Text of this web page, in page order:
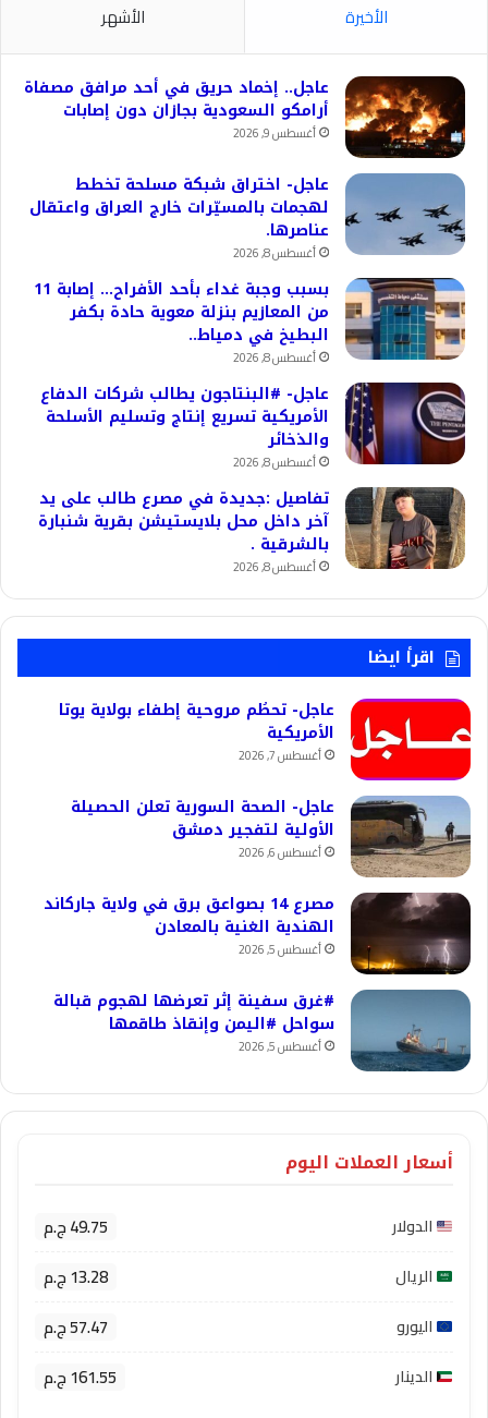
الأخيرة الأشهر
عاجل.. إخماد حريق في أحد مرافق مصفاة
أرامكو السعودية بجازان دون إصابات
أغسطس 9, 2026
عاجل- اختراق شبكة مسلحة تخطط
لهجمات بالمسيّرات خارج العراق واعتقال
عناصرها.
أغسطس 8, 2026
بسبب وجبة غداء بأحد الأفراح… إصابة 11
من المعازيم بنزلة معوية حادة بكفر
البطيخ في دمياط..
أغسطس 8, 2026
عاجل- #البنتاجون يطالب شركات الدفاع
الأمريكية تسريع إنتاج وتسليم الأسلحة
والذخائر
أغسطس 8, 2026
تفاصيل :جديدة في مصرع طالب على يد
آخر داخل محل بلايستيشن بقرية شنبارة
بالشرقية .
أغسطس 8, 2026
اقرأ ايضا
عاجل- تحطُم مروحية إطفاء بولاية يوتا
الأمريكية
أغسطس 7, 2026
عاجل- الصحة السورية تعلن الحصيلة
الأولية لتفجير دمشق
أغسطس 6, 2026
مصرع 14 بصواعق برق في ولاية جاركاند
الهندية الغنية بالمعادن
أغسطس 5, 2026
#غرق سفينة إثر تعرضها لهجوم قبالة
سواحل #اليمن وإنقاذ طاقمها
أغسطس 5, 2026
أسعار العملات اليوم
الدولار 49.75 ج.م
الريال 13.28 ج.م
اليورو 57.47 ج.م
الدينار 161.55 ج.م